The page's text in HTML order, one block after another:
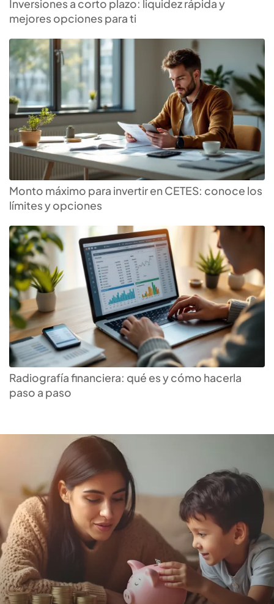
Inversiones a corto plazo: liquidez rápida y
mejores opciones para ti
Monto máximo para invertir en CETES: conoce los
límites y opciones
Radiografía financiera: qué es y cómo hacerla
paso a paso
Encuentra la tasa más alta
para tuinversión a plazo